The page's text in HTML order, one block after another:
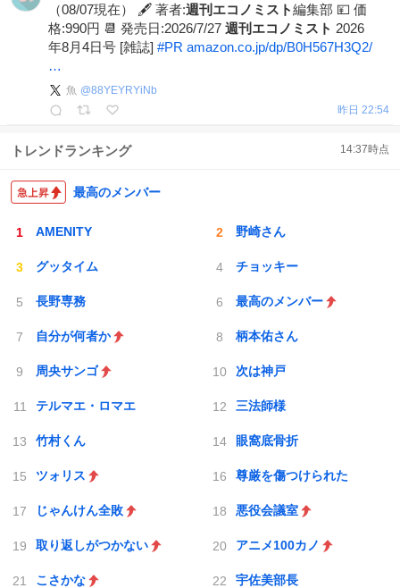
（08/07現在） 🖋️ 著者:週刊エコノミスト編集部 💴 価
格:990円 📆 発売日:2026/7/27 週刊エコノミスト 2026
年8月4日号 [雑誌] #PR amazon.co.jp/dp/B0H567H3Q2/
…
魚 @88YEYRYiNb
昨日 22:54
トレンドランキング 14:37時点
最高のメンバー
AMENITY 野崎さん
グッタイム チョッキー
長野専務 最高のメンバー
自分が何者か 柄本佑さん
周央サンゴ 次は神戸
テルマエ・ロマエ 三法師様
竹村くん 眼窩底骨折
ツォリス 尊厳を傷つけられた
じゃんけん全敗 悪役会議室
取り返しがつかない アニメ100カノ
こさかな 宇佐美部長